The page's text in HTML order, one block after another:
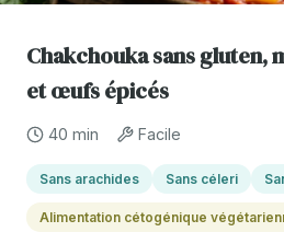
Chakchouka sans gluten,
et œufs épicés
40 min Facile
Sans arachides Sans céleri
Alimentation cétogénique